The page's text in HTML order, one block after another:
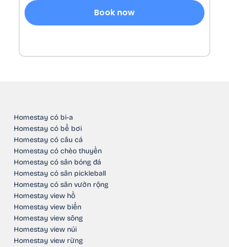
Book now
Homestay có bi-a
Homestay có bể bơi
Homestay có câu cá
Homestay có chèo thuyền
Homestay có sân bóng đá
Homestay có sân pickleball
Homestay có sân vườn rộng
Homestay view hồ
Homestay view biển
Homestay view sông
Homestay view núi
Homestay view rừng